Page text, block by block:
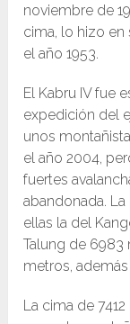
noviembre de
cima, lo hizo en
el año 1953.
El Kabru IV fue
expedición del
unos
el año 2004,
fuertes
abandonada.
ellas la del
Talung de 6983
metros,
La cima de